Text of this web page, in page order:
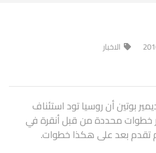
الاخبار
بوتين أن روسيا تود استئناف
خطوات محددة من قبل أنقرة في
تقدم بعد على هكذا خطوات.